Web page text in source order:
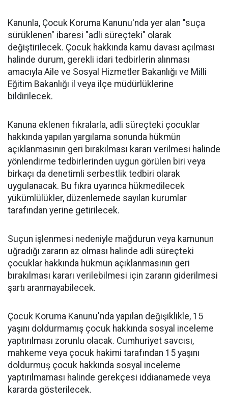
Kanunla, Çocuk Koruma Kanunu'nda yer alan "suça
sürüklenen" ibaresi "adli süreçteki" olarak
değiştirilecek. Çocuk hakkında kamu davası açılması
halinde durum, gerekli idari tedbirlerin alınması
amacıyla Aile ve Sosyal Hizmetler Bakanlığı ve Milli
Eğitim Bakanlığı il veya ilçe müdürlüklerine
bildirilecek.
Kanuna eklenen fıkralarla, adli süreçteki çocuklar
hakkında yapılan yargılama sonunda hükmün
açıklanmasının geri bırakılması kararı verilmesi halinde
yönlendirme tedbirlerinden uygun görülen biri veya
birkaçı da denetimli serbestlik tedbiri olarak
uygulanacak. Bu fıkra uyarınca hükmedilecek
yükümlülükler, düzenlemede sayılan kurumlar
tarafından yerine getirilecek.
Suçun işlenmesi nedeniyle mağdurun veya kamunun
uğradığı zararın az olması halinde adli süreçteki
çocuklar hakkında hükmün açıklanmasının geri
bırakılması kararı verilebilmesi için zararın giderilmesi
şartı aranmayabilecek.
Çocuk Koruma Kanunu'nda yapılan değişiklikle, 15
yaşını doldurmamış çocuk hakkında sosyal inceleme
yaptırılması zorunlu olacak. Cumhuriyet savcısı,
mahkeme veya çocuk hakimi tarafından 15 yaşını
doldurmuş çocuk hakkında sosyal inceleme
yaptırılmaması halinde gerekçesi iddianamede veya
kararda gösterilecek.